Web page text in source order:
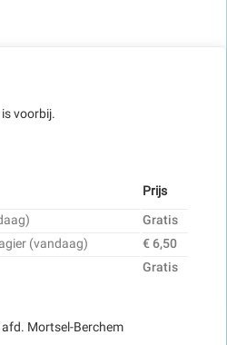
voorbij.
Prijs
Gratis
(vandaag)
€ 6,50
Gratis
Mortsel-Berchem